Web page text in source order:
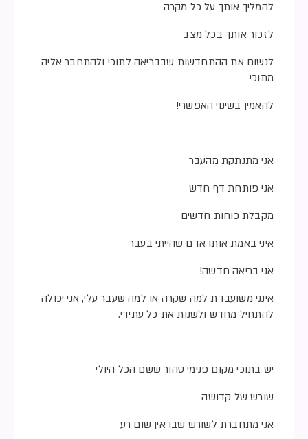
להמליך אותך על כל מקרה
לזכור אותך בכל מצב
לנשום את ההתחדשות שבבריאה לתוכי ולהתחבר אליה
מתוכי
להאמין בשינוי האפשרי!
אני מתנתקת מהעבר
אני פותחת דף חדש
מקבלת כוחות חדשים
איני באמת אותו אדם שהייתי בעבר
אני בריאה חדשה!
אינני משועבדת למה שקרה או למה שעבר עלי, אני יכולה
להתחיל מחדש ולשנות את כל עתידי.
יש בתוכי מקום פנימי טהור ששם הכל היולי
שורש של קדושה
אני מתחברת לשורש שבו אין שום רע